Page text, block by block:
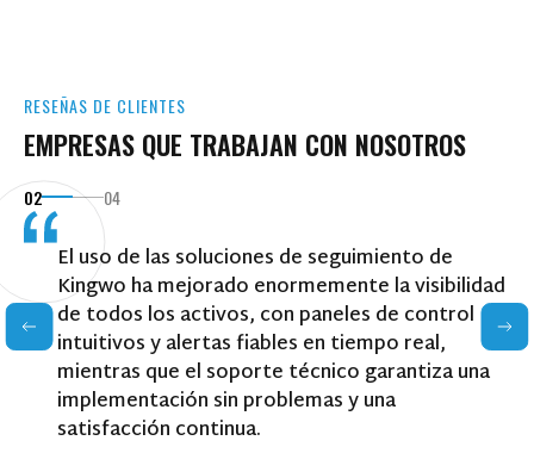
RESEÑAS DE CLIENTES
EMPRESAS QUE TRABAJAN CON NOSOTROS
02 04
El uso de las soluciones de seguimiento de
Kingwo ha mejorado enormemente la visibilidad
de todos los activos, con paneles de control
intuitivos y alertas fiables en tiempo real,
mientras que el soporte técnico garantiza una
implementación sin problemas y una
satisfacción continua.